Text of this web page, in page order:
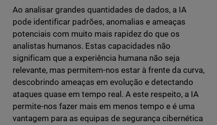
Ao analisar grandes quantidades de dados, a IA
pode identificar padrões, anomalias e ameaças
potenciais com muito mais rapidez do que os
analistas humanos. Estas capacidades não
significam que a experiência humana não seja
relevante, mas permitem-nos estar à frente da curva,
descobrindo ameaças em evolução e detectando
ataques quase em tempo real. A este respeito, a IA
permite-nos fazer mais em menos tempo e é uma
vantagem para as equipas de segurança cibernética